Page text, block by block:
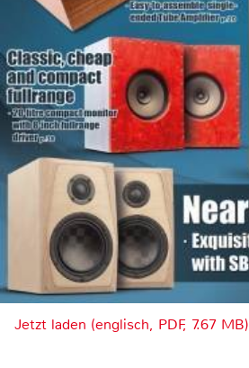
Jetzt laden (englisch, PDF, 7.67 MB)